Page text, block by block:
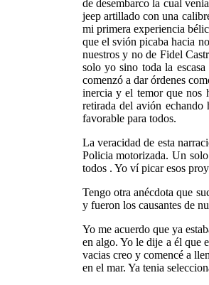
de desembarco la cual
jeep artillado con una
mi primera experiencia
que el svión picaba hacia
nuestros y no de Fidel
solo yo sino toda la
comenzó a dar órdenes
inercia y el temor que nos
retirada del avión
favorable para todos.
La veracidad de esta
Policia motorizada. Un
todos . Yo ví picar esos
Tengo otra anécdota que
y fueron los causantes de
Yo me acuerdo que ya
en algo. Yo le dije a él que
vacias creo y comencé a
en el mar. Ya tenia